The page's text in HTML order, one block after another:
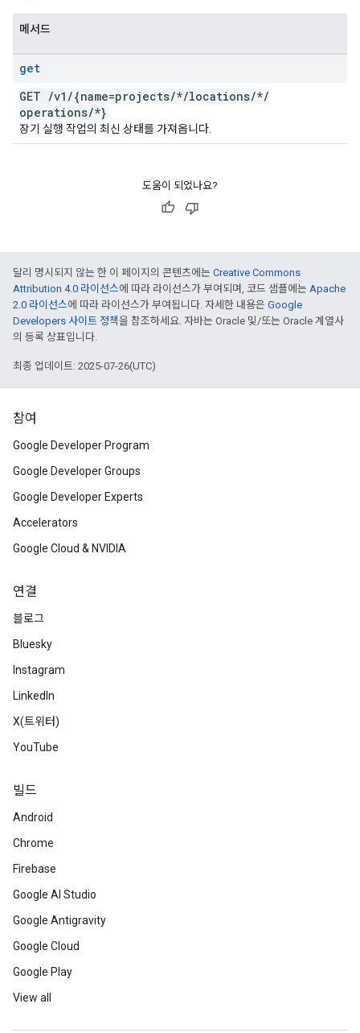
메서드
get
GET /v1 /{name=projects/*/locations/*/
operations/*}
장기 실행 작업의 최신 상태를 가져옵니다.
도움이 되었나요?
달리 명시되지 않는 한 이 페이지의 콘텐츠에는 Creative Commons
Attribution 4.0 라이선스에 따라 라이선스가 부여되며, 코드 샘플에는 Apache
2.0 라이선스에 따라 라이선스가 부여됩니다. 자세한 내용은 Google
Developers 사이트 정책을 참조하세요. 자바는 Oracle 및/또는 Oracle 계열사
의 등록 상표입니다.
최종 업데이트: 2025-07-26(UTC)
참여
Google Developer Program
Google Developer Groups
Google Developer Experts
Accelerators
Google Cloud & NVIDIA
연결
블로그
Bluesky
Instagram
LinkedIn
X(트위터)
YouTube
빌드
Android
Chrome
Firebase
Google AI Studio
Google Antigravity
Google Cloud
Google Play
View all